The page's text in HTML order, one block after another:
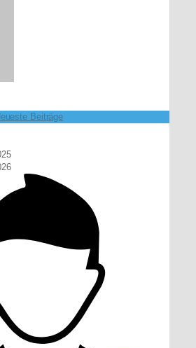
Beiträge